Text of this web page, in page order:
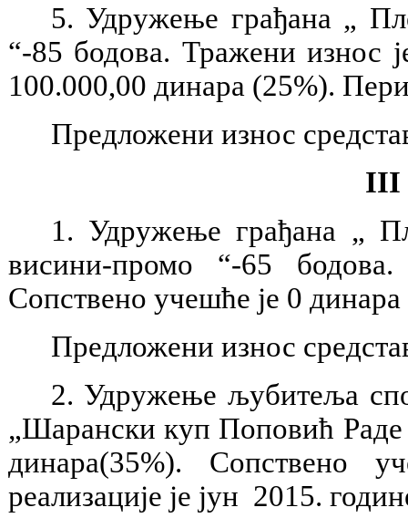
5. Удружење грађана „
“-85 бодова. Тражени износ
100.000,00 динара (25%).
Предложени износ
III
1. Удружење грађана „
висини-промо “-65
Сопствено учешће је 0
Предложени износ
2. Удружење љубитеља
„Шарански куп Поповић
динара(35%). Сопствено
реализације је јун 2015.